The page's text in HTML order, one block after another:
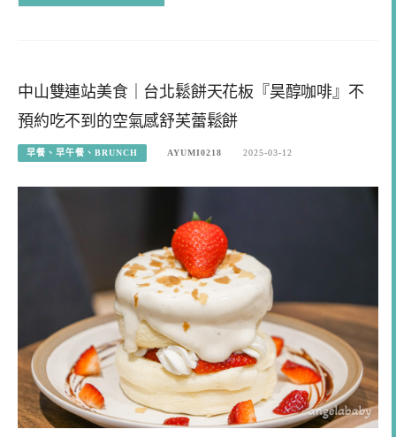
中山雙連站美食｜台北鬆餅天花板『昊醇咖啡』不
預約吃不到的空氣感舒芙蕾鬆餅
早餐、早午餐、BRUNCH AYUMI0218 2025-03-12